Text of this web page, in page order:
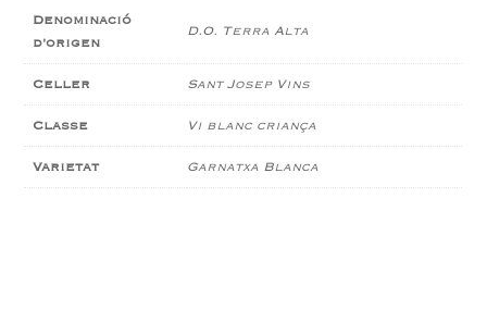
Denominació
d'origen
D.O. Terra Alta
Celler Sant Josep Vins
Classe Vi blanc criança
Varietat Garnatxa Blanca